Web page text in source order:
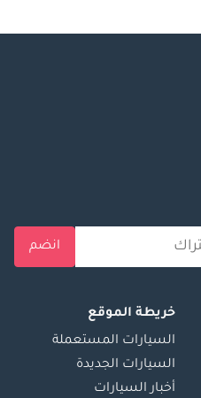
انضم
خريطة الموقع
السيارات المستعملة
السيارات الجديدة
أخبار السيارات